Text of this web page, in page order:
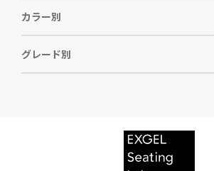
カラー別
グレード別